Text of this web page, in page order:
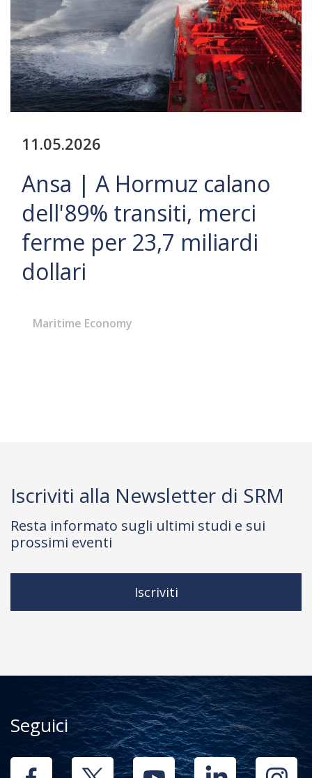
11.05.2026
Ansa | A Hormuz calano
dell'89% transiti, merci
ferme per 23,7 miliardi
dollari
Maritime Economy
Iscriviti alla Newsletter di SRM
Resta informato sugli ultimi studi e sui
prossimi eventi
Iscriviti
Seguici